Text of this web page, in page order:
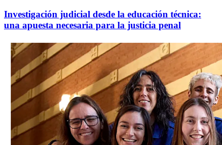
Investigación judicial desde la educación técnica:
una apuesta necesaria para la justicia penal